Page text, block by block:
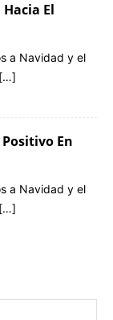
El
a Navidad y el
En
a Navidad y el